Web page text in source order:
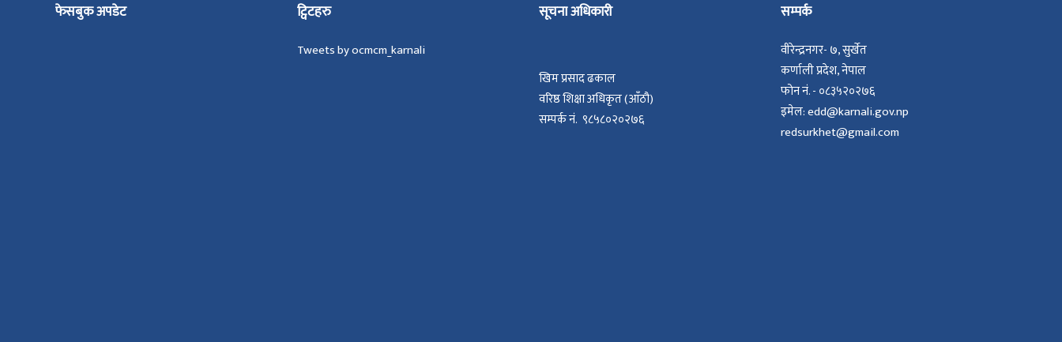
फेसबुक अपडेट ट्विटहरु
Tweets by ocmcm_karnali
सूचना अधिकारी
खिम प्रसाद ढकाल
वरिष्ठ शिक्षा अधिकृत (आँठौ)
सम्पर्क नं. ९८५८०२०२७६
सम्पर्क
वीरेन्द्रनगर- ७, सुर्खेत
कर्णाली प्रदेश, नेपाल
फोन नं. - ०८३५२०२७६
इमेल: edd@karnali.gov.np
redsurkhet@gmail.com